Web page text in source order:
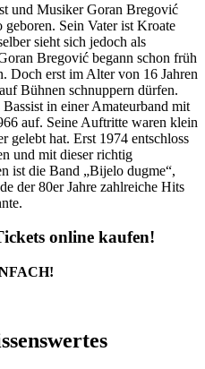
und Musiker Goran Bregović
Sein Vater ist Kroate
sieht sich jedoch als
Bregović begann schon früh
Doch erst im Alter von 16 Jahren
Bühnen schnuppern dürfen.
in einer Amateurband mit
auf. Seine Auftritte waren klein
gelebt hat. Erst 1974 entschloss
und mit dieser richtig
ist die Band „Bijelo dugme“,
der 80er Jahre zahlreiche Hits
online kaufen!